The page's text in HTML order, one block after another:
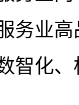
业高
化、